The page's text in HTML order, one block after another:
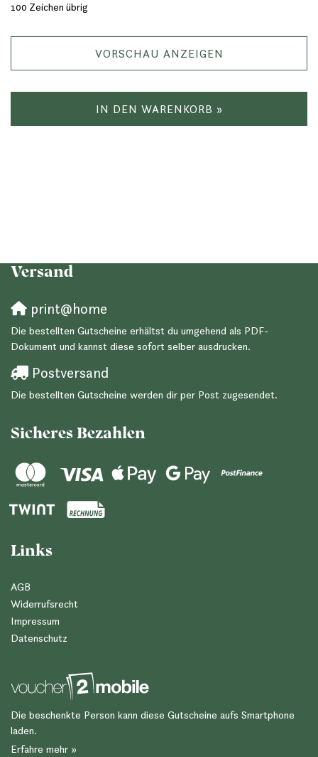
100 Zeichen übrig
VORSCHAU ANZEIGEN
IN DEN WARENKORB »
Versand
print@home
Die bestellten Gutscheine erhältst du umgehend als PDF-
Dokument und kannst diese sofort selber ausdrucken.
Postversand
Die bestellten Gutscheine werden dir per Post zugesendet.
Sicheres Bezahlen
Links
AGB
Widerrufsrecht
Impressum
Datenschutz
Die beschenkte Person kann diese Gutscheine aufs Smartphone
laden.
Erfahre mehr »